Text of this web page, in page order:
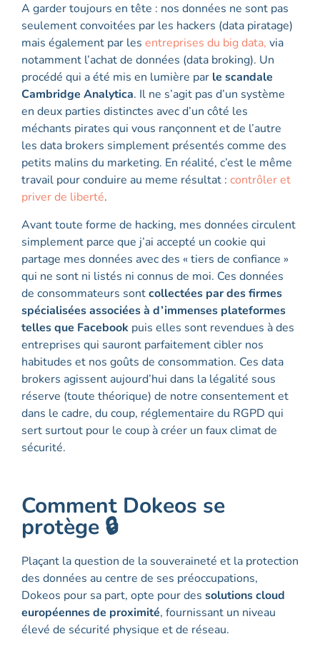
A garder toujours en tête : nos données ne sont pas
seulement convoitées par les hackers (data piratage)
mais également par les entreprises du big data, via
notamment l’achat de données (data broking). Un
procédé qui a été mis en lumière par le scandale
Cambridge Analytica. Il ne s’agit pas d’un système
en deux parties distinctes avec d’un côté les
méchants pirates qui vous rançonnent et de l’autre
les data brokers simplement présentés comme des
petits malins du marketing. En réalité, c’est le même
travail pour conduire au meme résultat : contrôler et
priver de liberté.
Avant toute forme de hacking, mes données circulent
simplement parce que j’ai accepté un cookie qui
partage mes données avec des « tiers de confiance »
qui ne sont ni listés ni connus de moi. Ces données
de consommateurs sontcollectées par des firmes
spécialisées associées à d’immenses plateformes
telles que Facebook puis elles sont revendues à des
entreprises qui sauront parfaitement cibler nos
habitudes et nos goûts de consommation. Ces data
brokers agissent aujourd’hui dans la légalité sous
réserve (toute théorique) de notre consentement et
dans le cadre, du coup, réglementaire du RGPD qui
sert surtout pour le coup à créer un faux climat de
sécurité.
Comment Dokeos se
protège 🔒
Plaçant la question de la souveraineté et la protection
des données au centre de ses préoccupations,
Dokeos pour sa part, opte pour des solutions cloud
européennes de proximité, fournissant un niveau
élevé de sécurité physique et de réseau.